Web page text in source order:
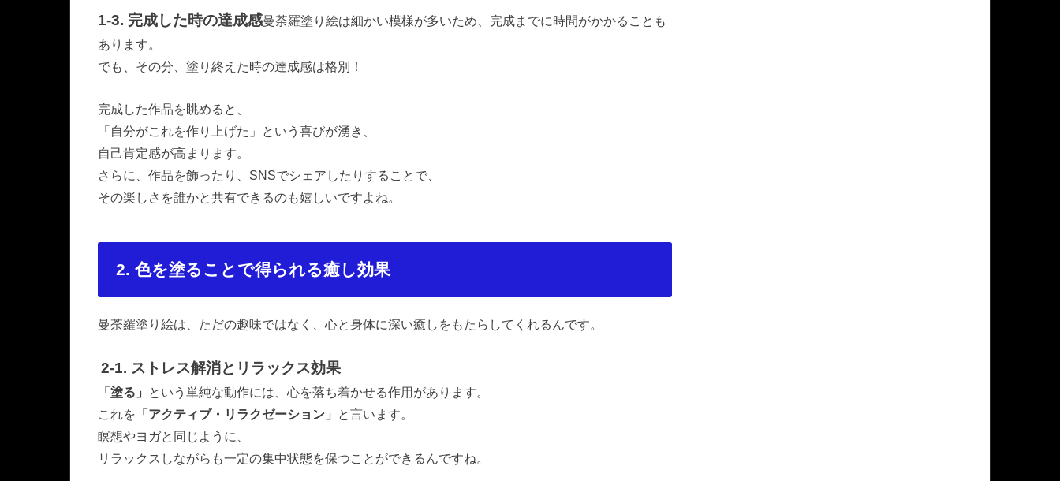
1-3. 完成した時の達成感曼荼羅塗り絵は細かい模様が多いため、完成までに時間がかかることも
あります。
でも、その分、塗り終えた時の達成感は格別！
完成した作品を眺めると、
「自分がこれを作り上げた」という喜びが湧き、
自己肯定感が高まります。
さらに、作品を飾ったり、SNSでシェアしたりすることで、
その楽しさを誰かと共有できるのも嬉しいですよね。
2. 色を塗ることで得られる癒し効果
曼荼羅塗り絵は、ただの趣味ではなく、心と身体に深い癒しをもたらしてくれるんです。
2-1. ストレス解消とリラックス効果
「塗る」
という単純な動作には、心を落ち着かせる作用があります。
これを 「アクティブ・リラクゼーション」
と言います。
瞑想やヨガと同じように、
リラックスしながらも一定の集中状態を保つことができるんですね。